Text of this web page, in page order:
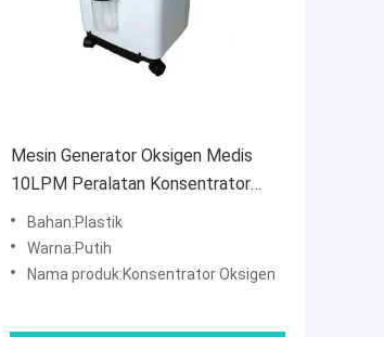
Mesin Generator Oksigen Medis
10LPM Peralatan Konsentrator
Oksigen 5L
Bahan:Plastik
Warna:Putih
Nama produk:Konsentrator Oksigen